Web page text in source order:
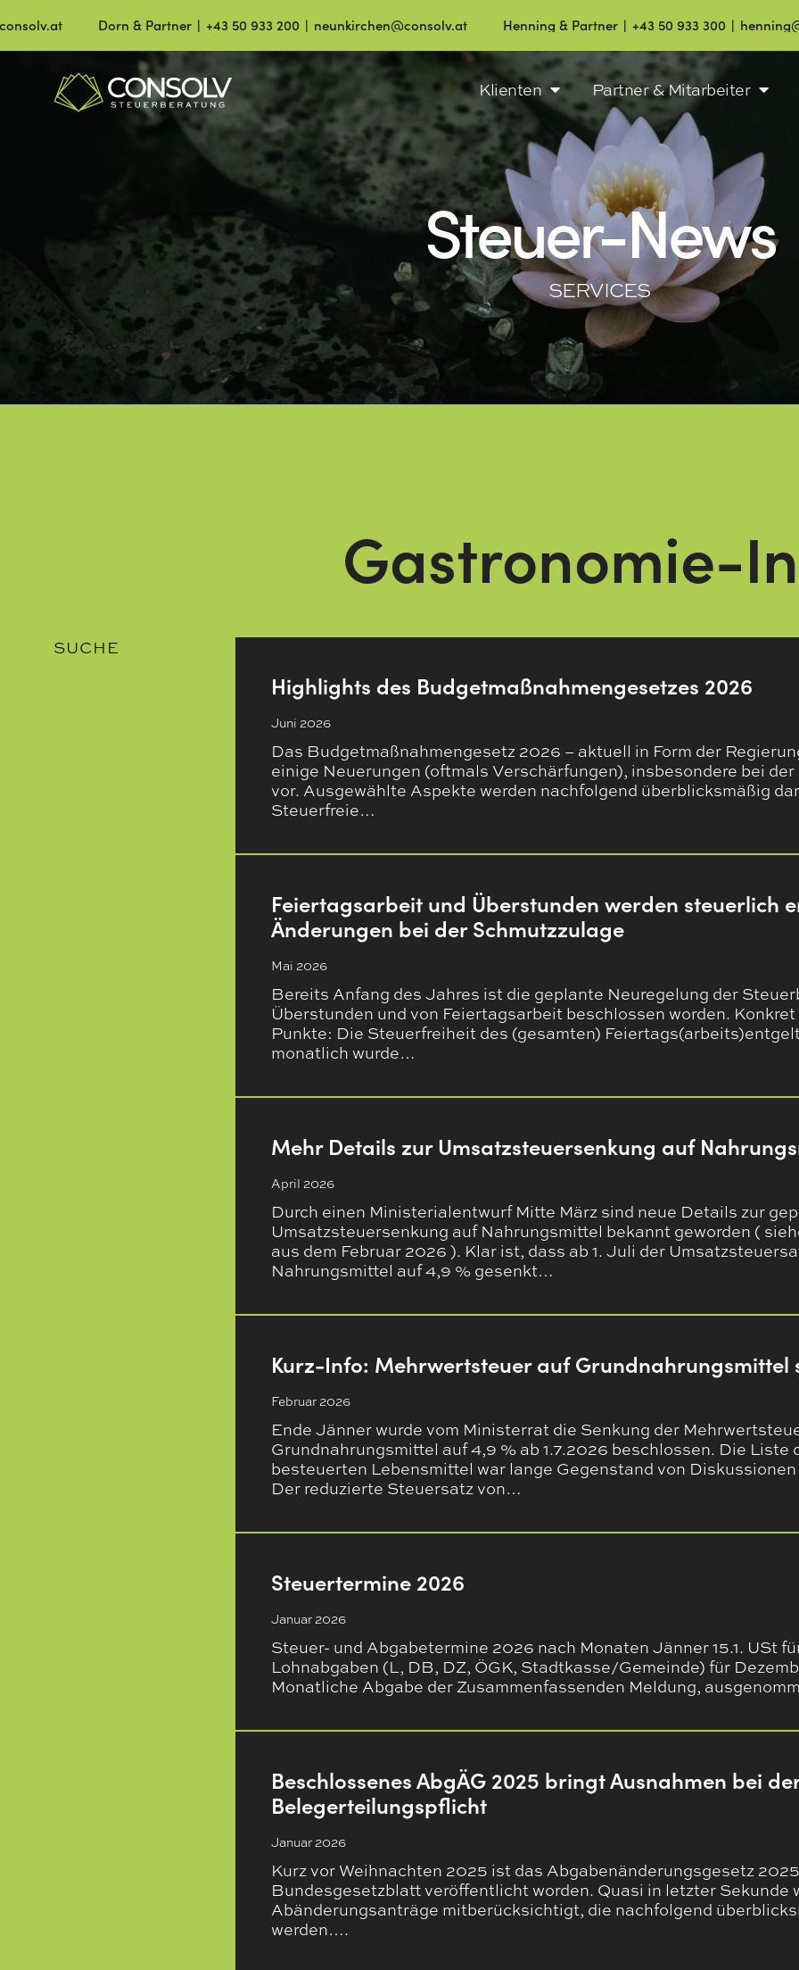
Dorn & Partner ∣ +43 50 933 200 ∣ neunkirchen@consolv.at Henning & Partner ∣ +43 50 933 300 ∣
Klienten Partner & Mitarbeiter
Steuer-News
SERVICES
Gastronomie-
SUCHE
Highlights des Budgetmaßnahmen​­gesetzes 2026
Juni 2026
Das Budgetmaßnahmengesetz 2026 – aktuell in Form der
einige Neuerungen (oftmals Verschärfungen), insbesondere bei
vor. Ausgewählte Aspekte werden nachfolgend überblicksmäßig
Steuerfreie…
Feiertagsarbeit und Überstunden werden steuerlich
Änderungen bei der Schmutzzulage
Mai 2026
Bereits Anfang des Jahres ist die geplante Neuregelung der
Überstunden und von Feiertagsarbeit beschlossen worden.
Punkte: Die Steuerfreiheit des (gesamten)
monatlich wurde…
Mehr Details zur Umsatzsteuersenkung auf
April 2026
Durch einen Ministerialentwurf Mitte März sind neue Details zur
Umsatzsteuersenkung auf Nahrungsmittel bekannt geworden (
aus dem Februar 2026 ). Klar ist, dass ab 1. Juli der
Nahrungsmittel auf 4,9 % gesenkt…
Kurz-Info: Mehrwertsteuer auf Grundnahrungsmittel
Februar 2026
Ende Jänner wurde vom Ministerrat die Senkung der
Grundnahrungsmittel auf 4,9 % ab 1.7.2026 beschlossen. Die Liste
besteuerten Lebensmittel war lange Gegenstand von
Der reduzierte Steuersatz von…
Steuertermine 2026
Januar 2026
Steuer- und Abgabetermine 2026 nach Monaten Jänner 15.1. USt
Lohnabgaben (L, DB, DZ, ÖGK, Stadtkasse/Gemeinde) für
Monatliche Abgabe der Zusammenfassenden Meldung,
Beschlossenes AbgÄG 2025 bringt Ausnahmen bei
Belegerteilungspflicht
Januar 2026
Kurz vor Weihnachten 2025 ist das Abgabenänderungsgesetz
Bundesgesetzblatt veröffentlicht worden. Quasi in letzter Sekunde
Abänderungsanträge mitberücksichtigt, die nachfolgend
werden….